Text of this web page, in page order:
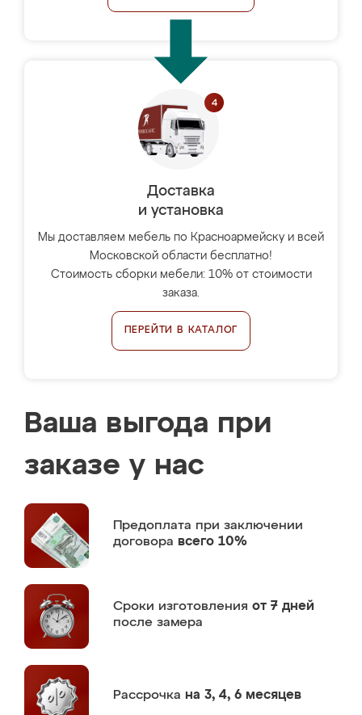
Доставка
и установка
Мы доставляем мебель по Красноармейску и всей
Московской области бесплатно!
Стоимость сборки мебели: 10% от стоимости
заказа.
ПЕРЕЙТИ В КАТАЛОГ
Ваша выгода при
заказе у нас
Предоплата при заключении
договора всего 10%
Сроки изготовления от 7 дней
после замера
Рассрочка на 3, 4, 6 месяцев